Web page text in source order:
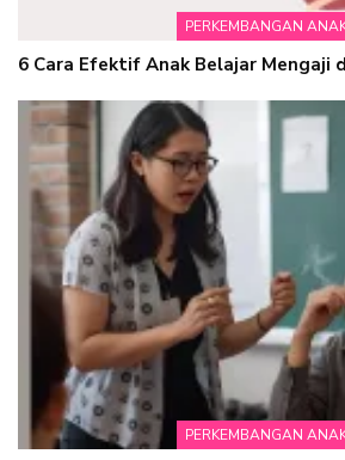
PERKEMBANGAN
6 Cara Efektif Anak Belajar Mengaji
PERKEMBANGAN